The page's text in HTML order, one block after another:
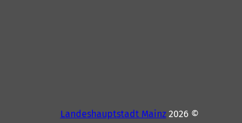
© 2026
Landeshauptstadt Mainz